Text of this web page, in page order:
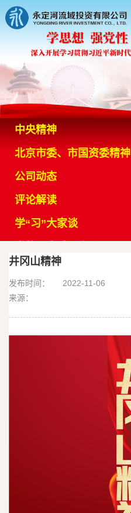
中央精神
北京市委、市国资委精神
公司动态
评论解读
学“习”大家谈
精神
井冈山精神
发布时间：
2022-11-06
来源：